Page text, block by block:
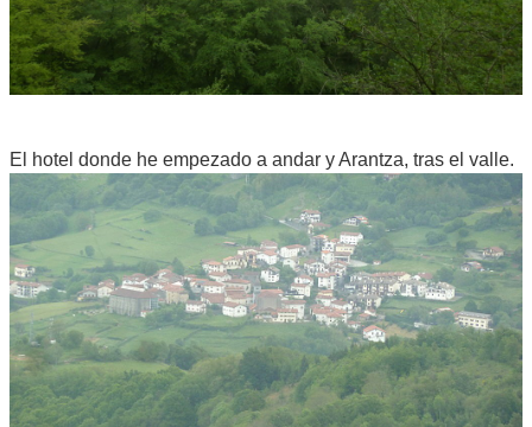
El hotel donde he empezado a andar y Arantza, tras el valle.